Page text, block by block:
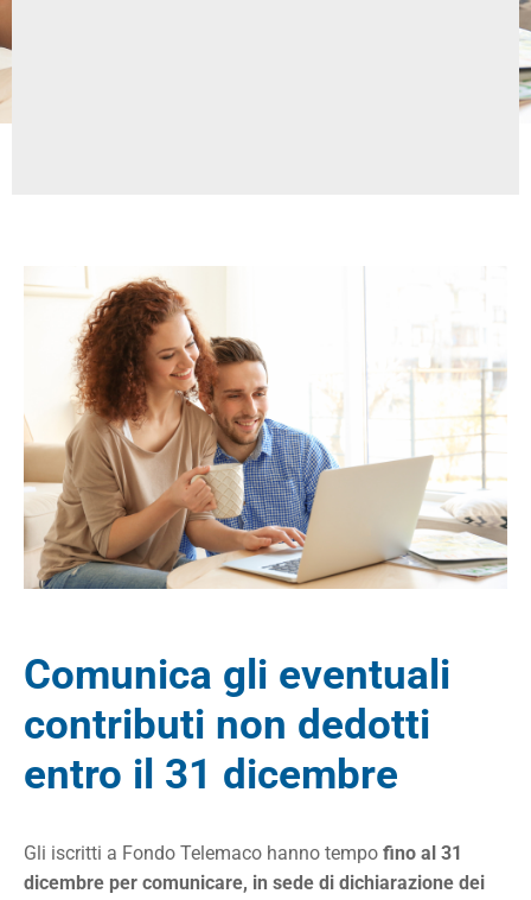
Comunica gli eventuali
contributi non dedotti
entro il 31 dicembre
Gli iscritti a Fondo Telemaco hanno tempo fino al 31
dicembre per comunicare, in sede di dichiarazione dei